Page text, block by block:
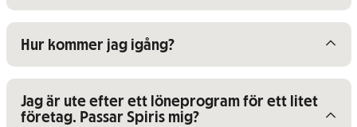
Visa/dölj innehåll för
Hur kommer jag igång?
Visa/dölj innehåll för
Jag är ute efter ett löneprogram för ett litet
företag. Passar Spiris mig?